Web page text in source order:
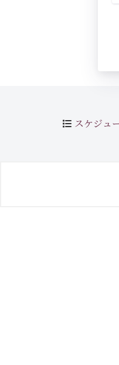
スケジュ